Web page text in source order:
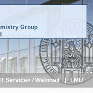
IT Services / Webmail LMU